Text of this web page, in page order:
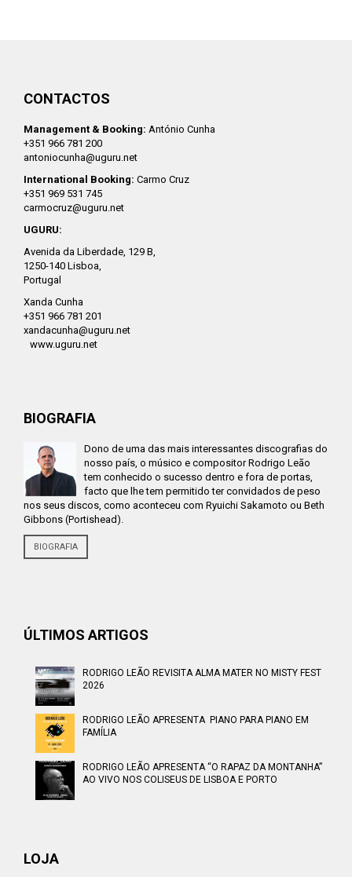
CONTACTOS
Management & Booking: António Cunha
+351 966 781 200
antoniocunha@uguru.net
International Booking: Carmo Cruz
+351 969 531 745
carmocruz@uguru.net
UGURU:
Avenida da Liberdade, 129 B,
1250-140 Lisboa,
Portugal
Xanda Cunha
+351 966 781 201
xandacunha@uguru.net
www.uguru.net
BIOGRAFIA
Dono de uma das mais interessantes discografias do
nosso país, o músico e compositor Rodrigo Leão
tem conhecido o sucesso dentro e fora de portas,
facto que lhe tem permitido ter convidados de peso
nos seus discos, como aconteceu com Ryuichi Sakamoto ou Beth
Gibbons (Portishead).
BIOGRAFIA
ÚLTIMOS ARTIGOS
RODRIGO LEÃO REVISITA ALMA MATER NO MISTY FEST
2026
RODRIGO LEÃO APRESENTA PIANO PARA PIANO EM
FAMÍLIA
RODRIGO LEÃO APRESENTA “O RAPAZ DA MONTANHA”
AO VIVO NOS COLISEUS DE LISBOA E PORTO
LOJA